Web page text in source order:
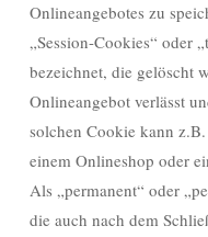
Onlineangebotes zu
„Session-Cookies“ oder
bezeichnet, die gelöscht
Onlineangebot verlässt
solchen Cookie kann
einem Onlineshop oder
Als „permanent“ oder
die auch nach dem